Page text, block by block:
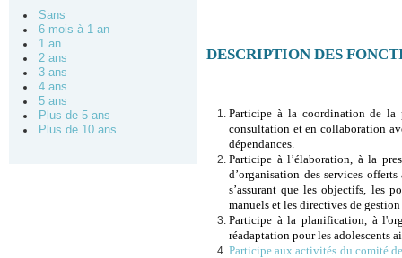
Sans
6 mois à 1 an
1 an
2 ans
3 ans
4 ans
5 ans
Plus de 5 ans
Plus de 10 ans
DESCRIPTION DES
Participe à la coordination de la
consultation et en collaboration
dépendances.
Participe à l’élaboration, à la
d’organisation des services
s’assurant que les objectifs, les
manuels et les directives de
Participe à la planification, à
réadaptation pour les adolescents
Participe aux activités du comité